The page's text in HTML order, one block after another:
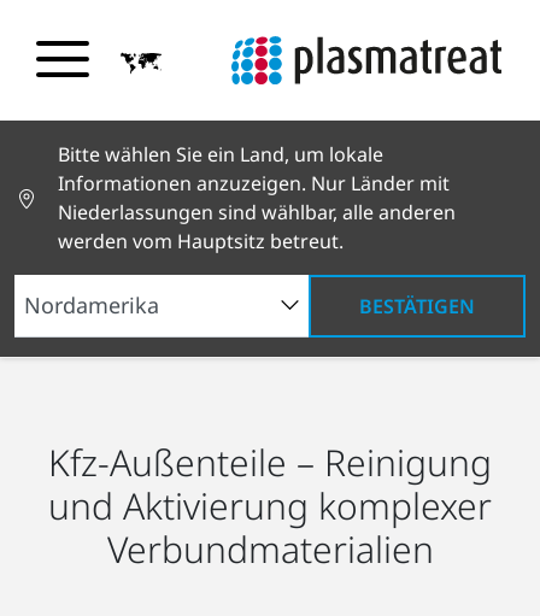
Bitte wählen Sie ein Land, um lokale
Informationen anzuzeigen. Nur Länder mit
Niederlassungen sind wählbar, alle anderen
werden vom Hauptsitz betreut.
BESTÄTIGEN
Branchenlösungen Automobilbau
Kfz-
Außenteile
Kfz-Außenteile – Reinigung
und Aktivierung komplexer
Verbundmaterialien